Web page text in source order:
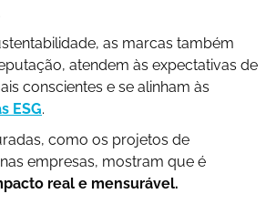
as marcas também
atendem às expectativas de
conscientes e se alinham às
ESG.
como os projetos de
empresas, mostram que é
real e mensurável.